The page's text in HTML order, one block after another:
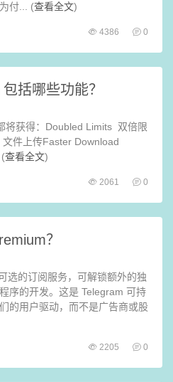
付... (查看全文)
4386 0
括哪些功能？
将获得：Doubled Limits 双倍限
件上传Faster Download
查看全文)
2061 0
？
选的订阅服务，可解锁额外的独
序的开发。这是 Telegram 可持
用户驱动，而不是广告商或股
2205 0